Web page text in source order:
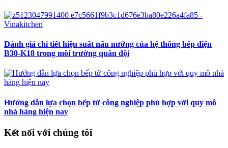
Đánh giá chi tiết hiệu suất nấu nướng của hệ thống bếp điện
B30-K18 trong môi trường quân đội
Hướng dẫn lựa chọn bếp từ công nghiệp phù hợp với quy mô
nhà hàng hiện nay
Kết nối với chúng tôi